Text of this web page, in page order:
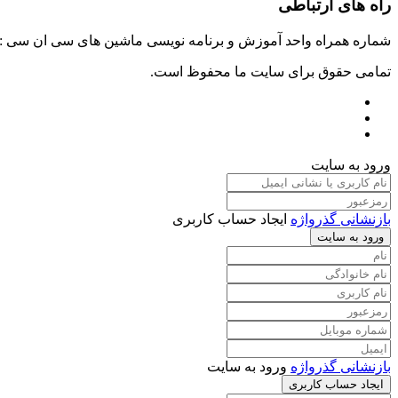
راه های ارتباطی
شماره همراه واحد آموزش و برنامه نویسی ماشین های سی ان سی : ۰۹۱۲۴۰۹۶۱۷۹ شماره همراه واحد راه اندازی خطوط ماشین آلات صنعتی : ۰۹۱۰۱۹۹۷۴۷۰ شماره همراه واحد تعمیرات :
تمامی حقوق برای سایت ما محفوظ است.
ورود به سایت
بازنشانی گذرواژه ایجاد حساب کاربری
ورود به سایت
بازنشانی گذرواژه ورود به سایت
ایجاد حساب کاربری